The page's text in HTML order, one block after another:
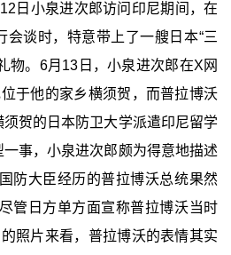
日小泉进次郎访问印尼期间，在
会谈时，特意带上了一艘日本“三
物。6月13日，小泉进次郎在X网
于他的家乡横须贺，而普拉博沃
贺的日本防卫大学派遣印尼留学
事，小泉进次郎颇为得意地描述
防大臣经历的普拉博沃总统果然
管日方单方面宣称普拉博沃当时
照片来看，普拉博沃的表情其实